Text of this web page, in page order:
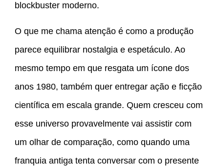
blockbuster moderno.
O que me chama atenção é como a produção
parece equilibrar nostalgia e espetáculo. Ao
mesmo tempo em que resgata um ícone dos
anos 1980, também quer entregar ação e ficção
científica em escala grande. Quem cresceu com
esse universo provavelmente vai assistir com
um olhar de comparação, como quando uma
franquia antiga tenta conversar com o presente